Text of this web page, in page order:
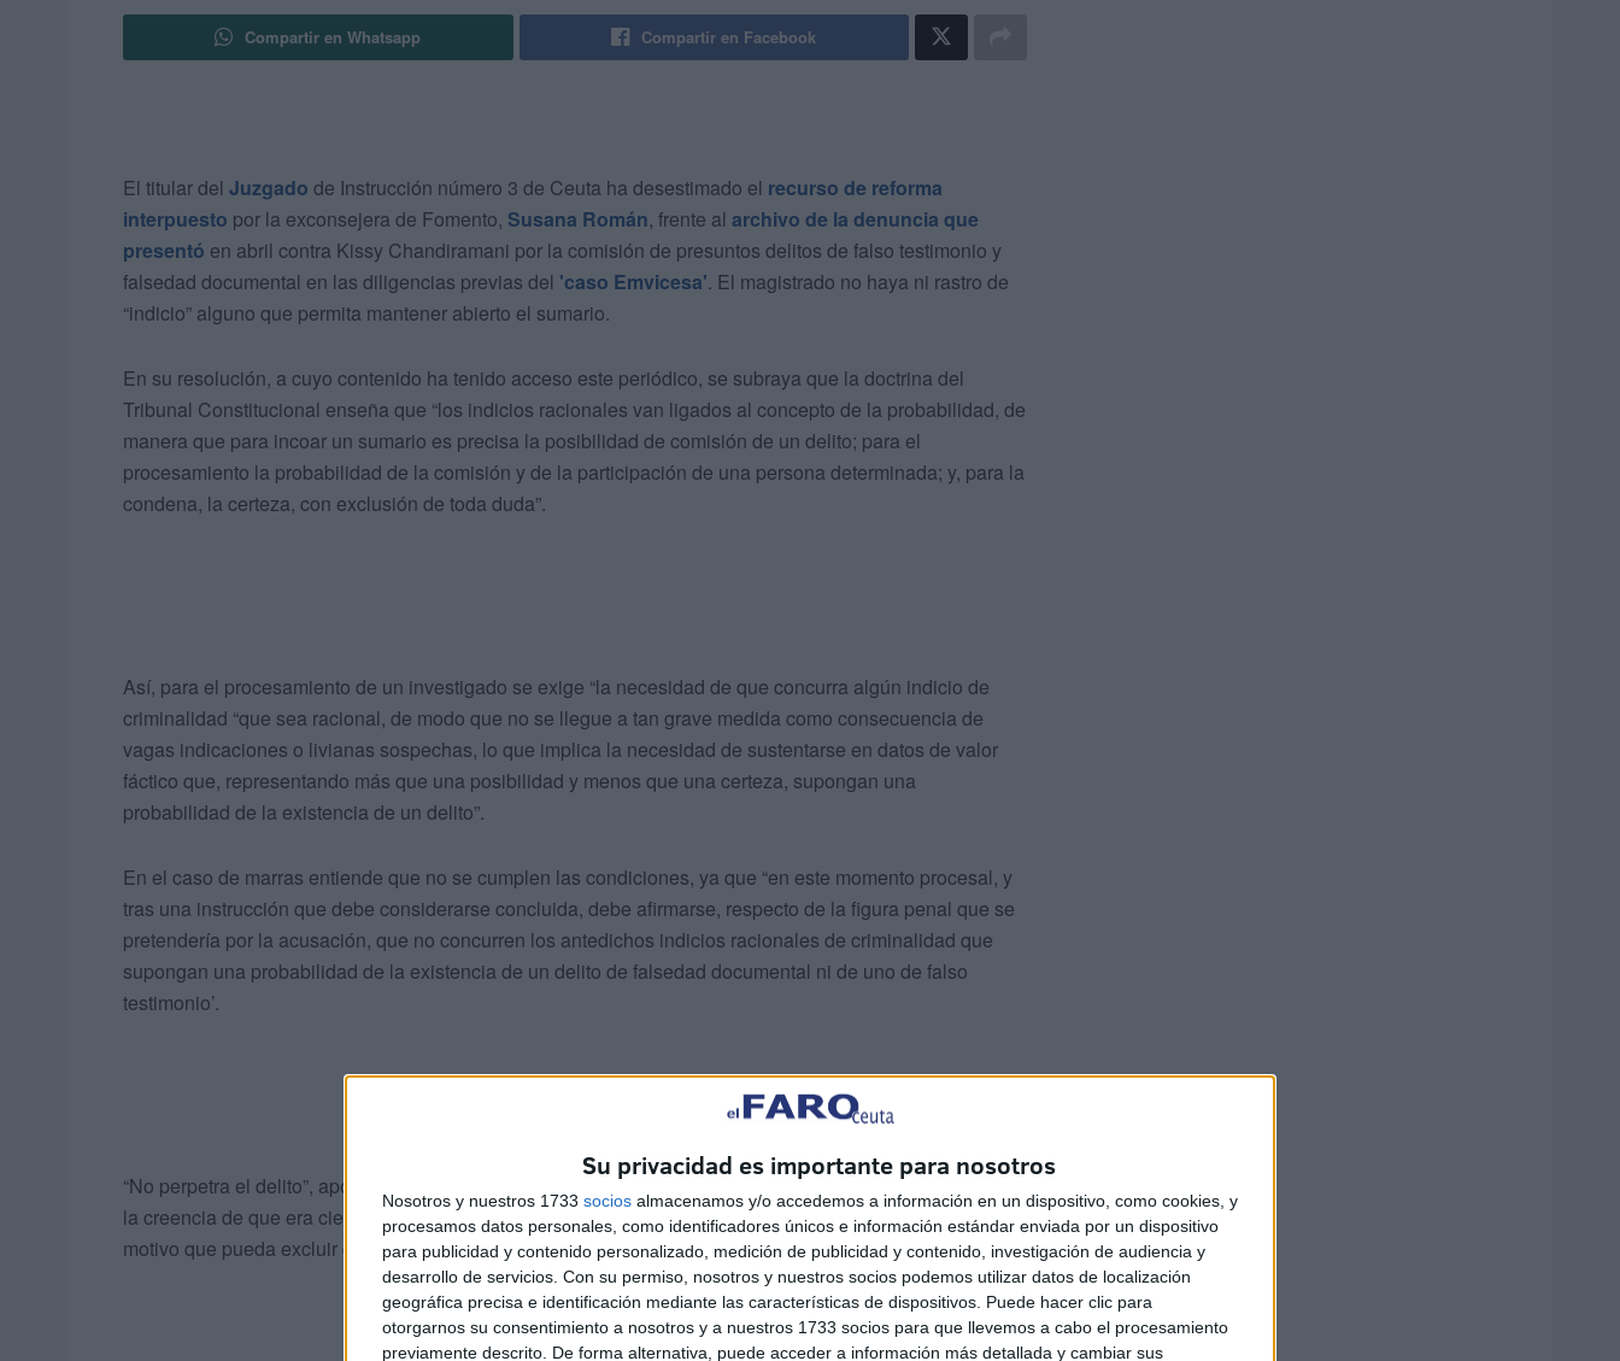
Su privacidad es importante para nosotros
Nosotros y nuestros 1733 socios almacenamos y/o accedemos a información en un dispositivo, como cookies, y
procesamos datos personales, como identificadores únicos e información estándar enviada por un dispositivo
para publicidad y contenido personalizado, medición de publicidad y contenido, investigación de audiencia y
desarrollo de servicios. Con su permiso, nosotros y nuestros socios podemos utilizar datos de localización
geográfica precisa e identificación mediante las características de dispositivos. Puede hacer clic para
otorgarnos su consentimiento a nosotros y a nuestros 1733 socios para que llevemos a cabo el procesamiento
previamente descrito. De forma alternativa, puede acceder a información más detallada y cambiar sus
Compartir en Whatsapp Compartir en Facebook
El titular del Juzgado de Instrucción número 3 de Ceuta ha desestimado el recurso de reforma
interpuesto por la exconsejera de Fomento, Susana Román, frente al archivo de la denuncia que
presentó en abril contra Kissy Chandiramani por la comisión de presuntos delitos de falso testimonio y
falsedad documental en las diligencias previas del 'caso Emvicesa'. El magistrado no haya ni rastro de
“indicio” alguno que permita mantener abierto el sumario.
En su resolución, a cuyo contenido ha tenido acceso este periódico, se subraya que la doctrina del
Tribunal Constitucional enseña que “los indicios racionales van ligados al concepto de la probabilidad, de
manera que para incoar un sumario es precisa la posibilidad de comisión de un delito; para el
procesamiento la probabilidad de la comisión y de la participación de una persona determinada; y, para la
condena, la certeza, con exclusión de toda duda”.
Así, para el procesamiento de un investigado se exige “la necesidad de que concurra algún indicio de
criminalidad “que sea racional, de modo que no se llegue a tan grave medida como consecuencia de
vagas indicaciones o livianas sospechas, lo que implica la necesidad de sustentarse en datos de valor
fáctico que, representando más que una posibilidad y menos que una certeza, supongan una
probabilidad de la existencia de un delito”.
En el caso de marras entiende que no se cumplen las condiciones, ya que “en este momento procesal, y
tras una instrucción que debe considerarse concluida, debe afirmarse, respecto de la figura penal que se
pretendería por la acusación, que no concurren los antedichos indicios racionales de criminalidad que
supongan una probabilidad de la existencia de un delito de falsedad documental ni de uno de falso
testimonio’.
“No perpetra el delito”, apostilla, “quien equivocadamente narra un hecho discordante con la realidad en
la creencia de que era cierto o cuando su testimonio carece de certidumbre por error o cualquier otro
motivo que pueda excluir dicho elemento intencional”.